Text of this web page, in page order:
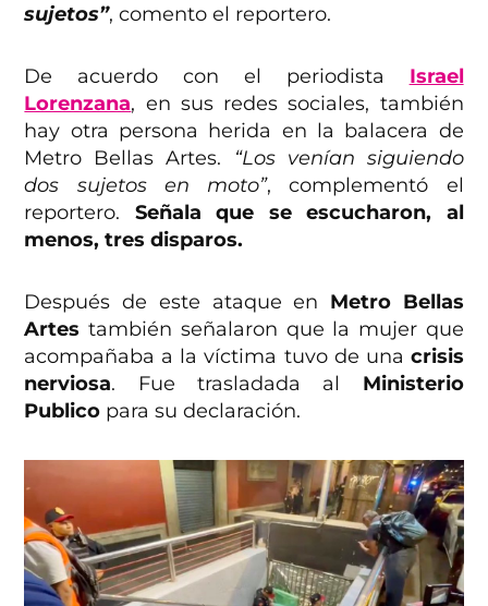
sujetos”, comento el reportero.
De acuerdo con el periodista Israel
Lorenzana, en sus redes sociales, también
hay otra persona herida en la balacera de
Metro Bellas Artes.
“Los venían siguiendo
dos sujetos en moto”, complementó el
reportero. Señala que se escucharon, al
menos, tres disparos.
Después de este ataque en Metro Bellas
Artes también señalaron que la mujer que
acompañaba a la víctima tuvo de una crisis
nerviosa. Fue trasladada al Ministerio
Publico para su declaración.